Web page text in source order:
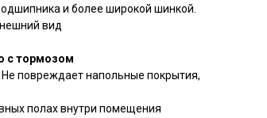
и более широкой шинкой.
вид
с тормозом
повреждает напольные покрытия,
полах внутри помещения